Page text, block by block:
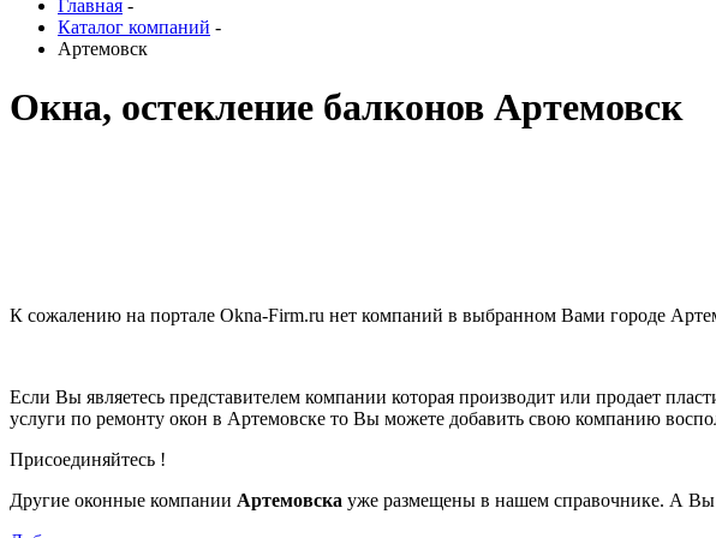
Главная -
Каталог компаний -
Артемовск
Окна, остекление балконов Артемовск
К сожалению на портале Okna-Firm.ru нет компаний в выбранном Вами городе
Если Вы являетесь представителем компании которая производит или продает
услуги по ремонту окон в Артемовске то Вы можете добавить свою компанию
Присоединяйтесь !
Другие оконные компании Артемовска уже размещены в нашем справочнике. А